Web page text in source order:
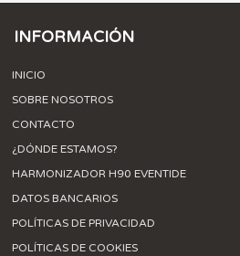
INFORMACIÓN
INICIO
SOBRE NOSOTROS
CONTACTO
¿DÓNDE ESTAMOS?
HARMONIZADOR H90 EVENTIDE
DATOS BANCARIOS
POLÍTICAS DE PRIVACIDAD
POLÍTICAS DE COOKIES